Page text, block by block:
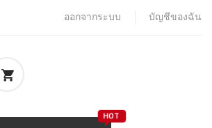
ออกจากระบบ บัญชีของฉัน